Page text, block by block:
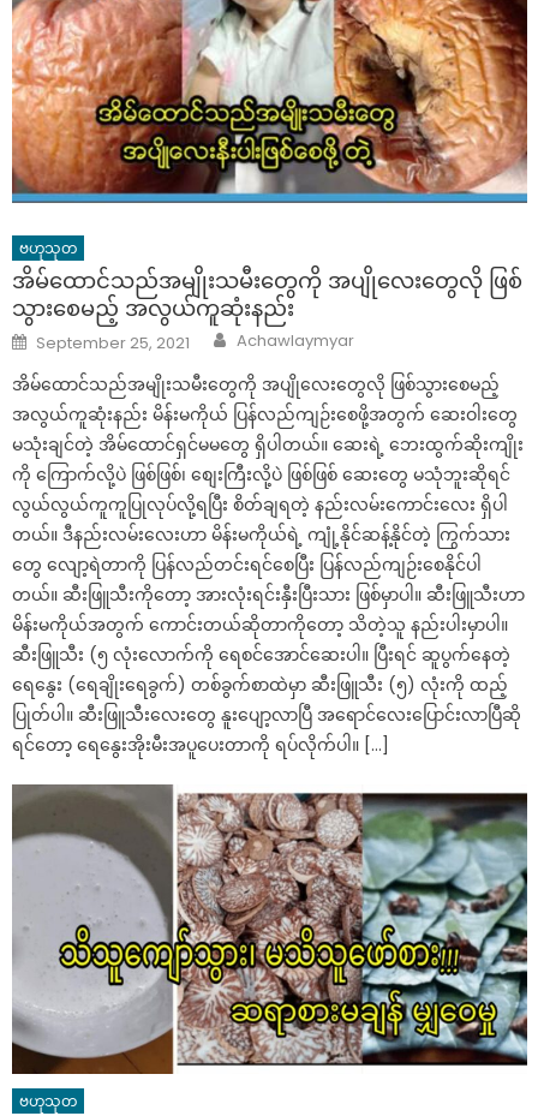
ဗဟုသုတ
အိမ်ထောင်သည်အမျိုးသမီးတွေကို အပျိုလေးတွေလို ဖြစ်
သွားစေမည့် အလွယ်ကူဆုံးနည်း
Posted
on
September 25, 2021 Author
Achawlaymyar
အိမ်ထောင်သည်အမျိုးသမီးတွေကို အပျိုလေးတွေလို ဖြစ်သွားစေမည့်
အလွယ်ကူဆုံးနည်း မိန်းမကိုယ် ပြန်လည်ကျဉ်းစေဖို့အတွက် ဆေးဝါးတွေ
မသုံးချင်တဲ့ အိမ်ထောင်ရှင်မမတွေ ရှိပါတယ်။ ဆေးရဲ့ ဘေးထွက်ဆိုးကျိုး
ကို ကြောက်လို့ပဲ ဖြစ်ဖြစ်၊ စျေးကြီးလို့ပဲ ဖြစ်ဖြစ် ဆေးတွေ မသုံဘူးဆိုရင်
လွယ်လွယ်ကူကူပြုလုပ်လို့ရပြီး စိတ်ချရတဲ့ နည်းလမ်းကောင်းလေး ရှိပါ
တယ်။ ဒီနည်းလမ်းလေးဟာ မိန်းမကိုယ်ရဲ့ ကျုံ့နိုင်ဆန့်နိုင်တဲ့ ကြွက်သား
တွေ လျော့ရဲတာကို ပြန်လည်တင်းရင်စေပြီး ပြန်လည်ကျဉ်းစေနိုင်ပါ
တယ်။ ဆီးဖြူသီးကိုတော့ အားလုံးရင်းနှီးပြီးသား ဖြစ်မှာပါ။ ဆီးဖြူသီးဟာ
မိန်းမကိုယ်အတွက် ကောင်းတယ်ဆိုတာကိုတော့ သိတဲ့သူ နည်းပါးမှာပါ။
ဆီးဖြူသီး (၅ လုံးလောက်ကို ရေစင်အောင်ဆေးပါ။ ပြီးရင် ဆူပွက်နေတဲ့
ရေနွေး (ရေချိုးရေခွက်) တစ်ခွက်စာထဲမှာ ဆီးဖြူသီး (၅) လုံးကို ထည့်
ပြုတ်ပါ။ ဆီးဖြူသီးလေးတွေ နူးပျော့လာပြီ အရောင်လေးပြောင်းလာပြီဆို
ရင်တော့ ရေနွေးအိုးမီးအပူပေးတာကို ရပ်လိုက်ပါ။ […]
ဗဟုသုတ